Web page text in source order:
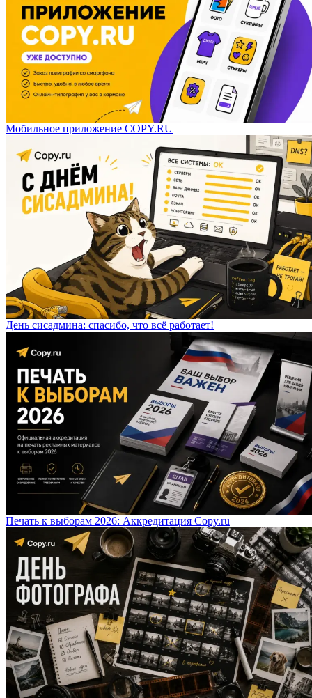
Мобильное приложение COPY.RU
День сисадмина: спасибо, что всё работает!
Печать к выборам 2026: Аккредитация Copy.ru